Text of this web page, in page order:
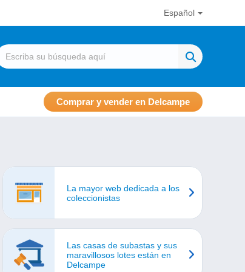
Español
Comprar y vender en Delcampe
La mayor web dedicada a los
coleccionistas
Las casas de subastas y sus
maravillosos lotes están en
Delcampe